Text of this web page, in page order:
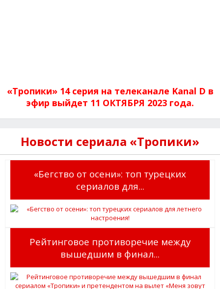
«Тропики» 14 серия на телеканале Kanal D в
эфир выйдет 11 ОКТЯБРЯ 2023 года.
Новости сериала «Тропики»
«Бегство от осени»: топ турецких
сериалов для...
Рейтинговое противоречие между
вышедшим в финал...